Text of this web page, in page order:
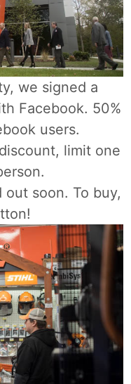
we signed a
Facebook. 50%
users.
limit one
out soon. To buy,